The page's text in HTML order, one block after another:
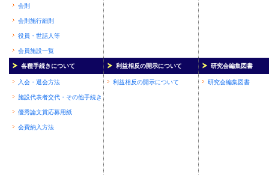
会則
会則施行細則
役員・世話人等
会員施設一覧
各種手続きについて 利益相反の開示について 研究会編集図書
入会・退会方法
施設代表者交代・その他手続き
優秀論文賞応募用紙
会費納入方法
利益相反の開示について 研究会編集図書